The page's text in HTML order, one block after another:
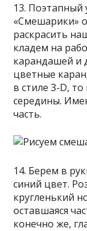
13. Поэтапный
«Смешарики»
раскрасить
кладем на
карандашей и
цветные
в стиле 3-D,
середины.
часть.
14. Берем в
синий цвет.
кругленький
оставшаяся
конечно же,